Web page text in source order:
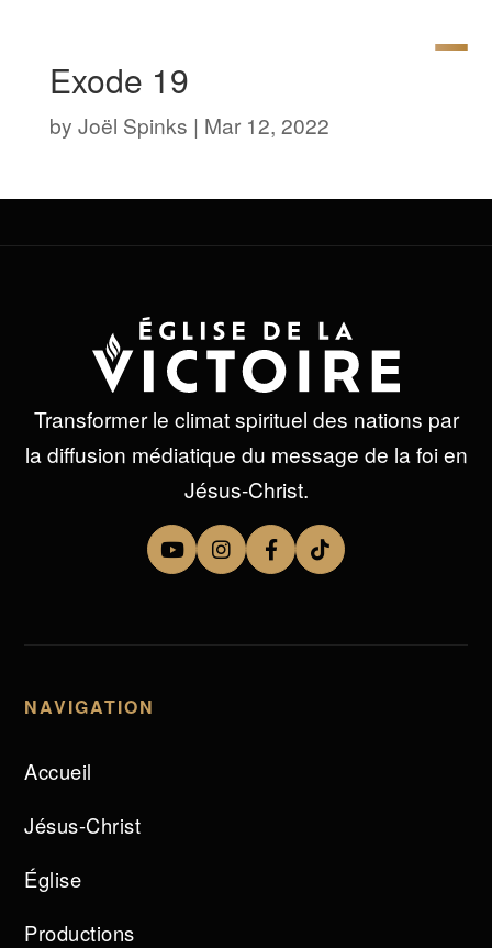
Exode 19
by Joël Spinks | Mar 12, 2022
Transformer le climat spirituel des nations par
la diffusion médiatique du message de la foi en
Jésus-Christ.
NAVIGATION
Accueil
Jésus-Christ
Église
Productions